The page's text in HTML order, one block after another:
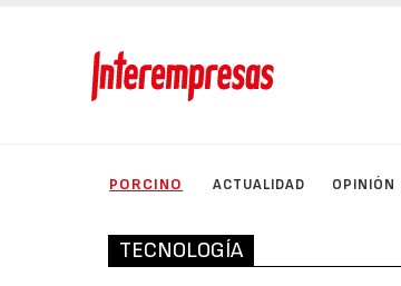
PORCINO ACTUALIDAD OPINIÓN
TECNOLOGÍA